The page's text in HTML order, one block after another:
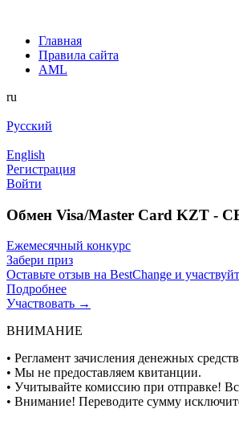
Главная
Правила сайта
AML
ru
Русский
English
Регистрация
Войти
Обмен Visa/Master Card KZT -
Ежемесячный конкурс
Забери приз
Оставьте отзыв на BestChange и
Подробнее
Участвовать →
ВНИМАНИЕ
• Регламент зачисления денежных
• Мы не предоставляем квитанции.
• Учитывайте комиссию при отправке!
• Внимание! Переводите сумму